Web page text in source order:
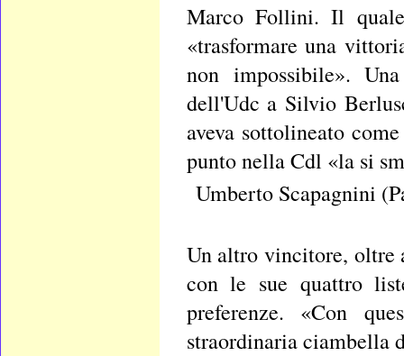
Marco Follini. Il
«trasformare una
non impossibile».
dell'Udc a Silvio
aveva sottolineato
punto nella Cdl «la si
Umberto Scapagnini
Un altro vincitore, oltre
con le sue quattro
preferenze. «Con
straordinaria ciambella